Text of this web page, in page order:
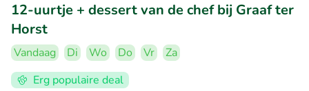
12-uurtje + dessert van de chef bij Graaf ter
Horst
Vandaag Di Wo Do Vr
Za
Erg populaire deal